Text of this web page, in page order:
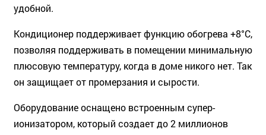
удобной.
Кондиционер поддерживает функцию обогрева +8°C,
позволяя поддерживать в помещении минимальную
плюсовую температуру, когда в доме никого нет. Так
он защищает от промерзания и сырости.
Оборудование оснащено встроенным супер-
ионизатором, который создает до 2 миллионов